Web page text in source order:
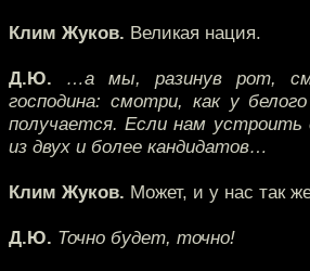
Клим Жуков. Великая нация.
Д.Ю. …а мы, разинув рот,
господина: смотри, как у
получается. Если нам устроить
из двух и более кандидатов…
Клим Жуков. Может, и у нас так
Д.Ю. Точно будет, точно!